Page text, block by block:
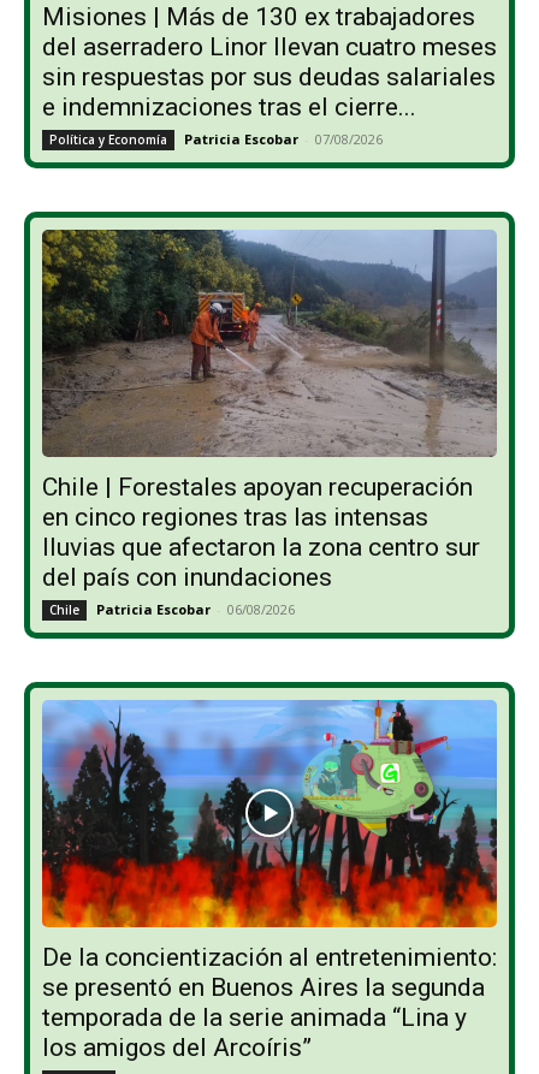
Misiones | Más de 130 ex trabajadores
del aserradero Linor llevan cuatro meses
sin respuestas por sus deudas salariales
e indemnizaciones tras el cierre...
Política y Economía Patricia Escobar - 07/08/2026
Chile | Forestales apoyan recuperación
en cinco regiones tras las intensas
lluvias que afectaron la zona centro sur
del país con inundaciones
Chile Patricia Escobar - 06/08/2026
De la concientización al entretenimiento:
se presentó en Buenos Aires la segunda
temporada de la serie animada “Lina y
los amigos del Arcoíris”